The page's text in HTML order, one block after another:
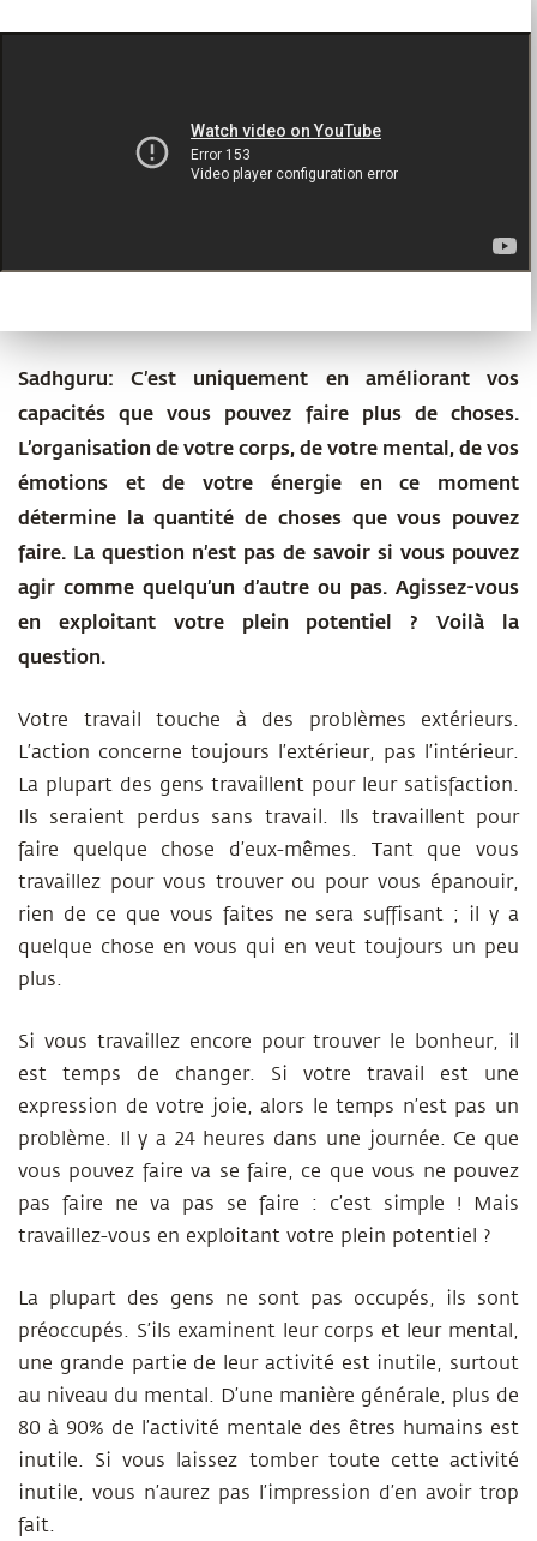
Sadhguru:
C’est uniquement en améliorant vos
capacités que vous pouvez faire plus de choses.
L’organisation de votre corps, de votre mental, de vos
émotions et de votre énergie en ce moment
détermine la quantité de choses que vous pouvez
faire. La question n’est pas de savoir si vous pouvez
agir comme quelqu’un d’autre ou pas. Agissez-vous
en exploitant votre plein potentiel ? Voilà la
question.
Votre travail touche à des problèmes extérieurs.
L’action concerne toujours l’extérieur, pas l’intérieur.
La plupart des gens travaillent pour leur satisfaction.
Ils seraient perdus sans travail. Ils travaillent pour
faire quelque chose d’eux-mêmes. Tant que vous
travaillez pour vous trouver ou pour vous épanouir,
rien de ce que vous faites ne sera suffisant ; il y a
quelque chose en vous qui en veut toujours un peu
plus.
Si vous travaillez encore pour trouver le bonheur, il
est temps de changer. Si votre travail est une
expression de votre joie, alors le temps n’est pas un
problème. Il y a 24 heures dans une journée. Ce que
vous pouvez faire va se faire, ce que vous ne pouvez
pas faire ne va pas se faire : c’est simple ! Mais
travaillez-vous en exploitant votre plein potentiel ?
La plupart des gens ne sont pas occupés, ils sont
préoccupés. S’ils examinent leur corps et leur mental,
une grande partie de leur activité est inutile, surtout
au niveau du mental. D’une manière générale, plus de
80 à 90% de l’activité mentale des êtres humains est
inutile. Si vous laissez tomber toute cette activité
inutile, vous n’aurez pas l’impression d’en avoir trop
fait.